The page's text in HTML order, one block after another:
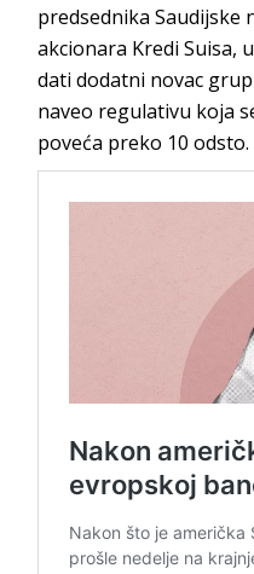
predsednika Saudijske
akcionara Kredi Suisa,
dati dodatni novac
naveo regulativu koja
poveća preko 10 odsto.